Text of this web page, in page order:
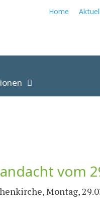
Home Aktuell
vom
Montag,